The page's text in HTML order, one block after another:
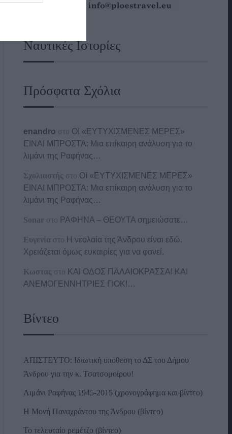
Ναυτικές Ιστορίες
Πρόσφατα Σχόλια
enandro στο ΟΙ «ΕΥΤΥΧΙΣΜΕΝΕΣ ΜΕΡΕΣ»
ΕΙΝΑΙ ΜΠΡΟΣΤΑ: Μια επίκαιρη ανάλυση για το
λιμάνι της Ραφήνας…
Σχολιαστής στο ΟΙ «ΕΥΤΥΧΙΣΜΕΝΕΣ ΜΕΡΕΣ»
ΕΙΝΑΙ ΜΠΡΟΣΤΑ: Μια επίκαιρη ανάλυση για το
λιμάνι της Ραφήνας…
Sonar στο ΡΑΦΗΝΑ – ΘΕΟΥΤΑ σημειώσατε…
Ευγενία στο Η νεολαία της Άνδρου είναι εδώ.
Χρειάζεται όμως ευκαιρίες για να φανεί.
Κωστας στο ΚΑΙ ΟΔΟΣ ΠΑΛΑIΟΚΡΑΣΣΑ! ΚΑΙ
ΑΝΕΜΟΓΕΝΝΗΤΡΙΕΣ ΓΙΟΚ!…
Βίντεο
ΑΠΙΣΤΕΥΤΟ: Ιδιωτική υπόθεση το ΔΣ του Δήμου
Άνδρου για την κ. Τσατσομοίρου!
Λιμάνι Ραφήνας 1945-2015 (χρονογράφημα και βίντεο)
Η Μονή Παναχράντου της Άνδρου (βίντεο)
Το τελευταίο ρεμέτζο (βίντεο)